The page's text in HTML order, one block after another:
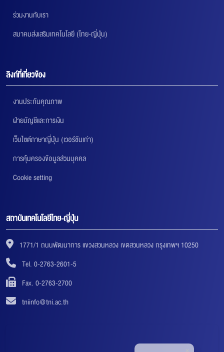
ร่วมงานกับเรา
สมาคมส่งเสริมเทคโนโลยี (ไทย-ญี่ปุ่น)
ลิงก์ที่เกี่ยวข้อง
งานประกันคุณภาพ
ฝ่ายบัญชีและการเงิน
เว็บไซต์ภาษาญี่ปุ่น (เวอร์ชันเก่า)
การคุ้มครองข้อมูลส่วนบุคคล
Cookie setting
สถาบันเทคโนโลยีไทย-ญี่ปุ่น
1771/1 ถนนพัฒนาการ แขวงสวนหลวง เขตสวนหลวง กรุงเทพฯ 10250
Tel. 0-2763-2601-5
Fax. 0-2763-2700
tniinfo@tni.ac.th